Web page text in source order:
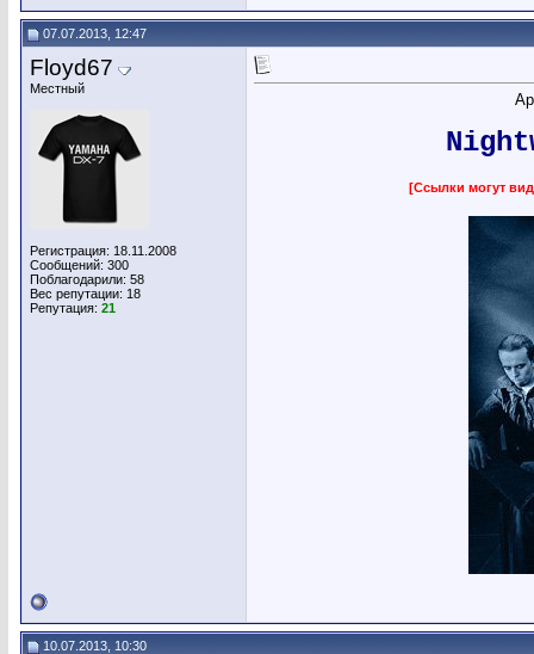
07.07.2013, 12:47
Floyd67
Местный
Регистрация: 18.11.2008
Сообщений: 300
Поблагодарили: 58
Вес репутации: 18
Репутация: 21
[Ссылки могут
10.07.2013, 10:30